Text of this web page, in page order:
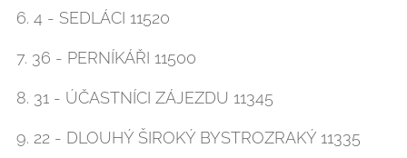
6. 4 - SEDLÁCI 11520
7. 36 - PERNÍKÁŘI 11500
8. 31 - ÚČASTNÍCI ZÁJEZDU 11345
9. 22 - DLOUHÝ ŠIROKÝ BYSTROZRAKÝ 11335